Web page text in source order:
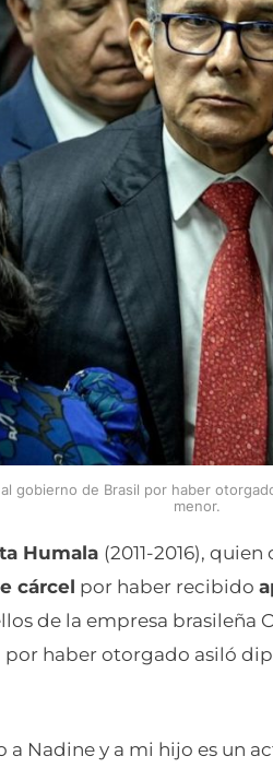
gobierno de Brasil por haber
menor.
Humala (2011-2016),
cárcel por haber recibido
de la empresa brasileña
haber otorgado asiló
a Nadine y a mi hijo es un